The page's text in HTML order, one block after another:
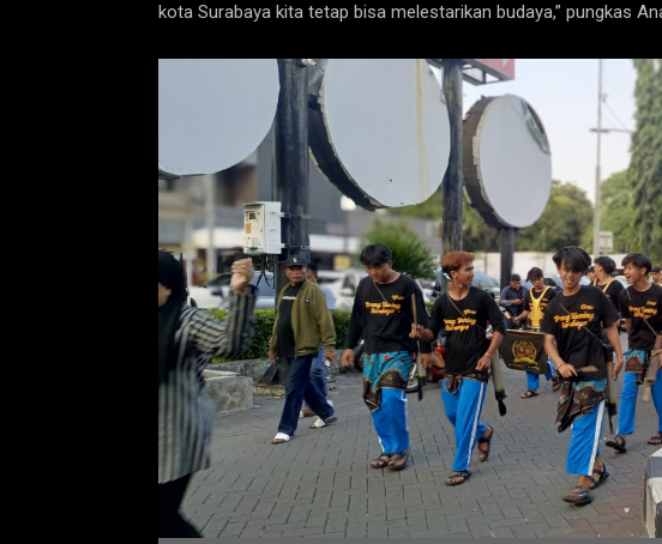
kota Surabaya kita tetap bisa melestarikan budaya,” pungkas